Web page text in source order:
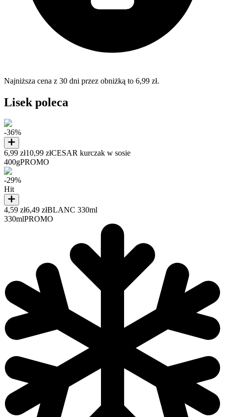
Najniższa cena z 30 dni przez obniżką to 6,99 zł.
Lisek poleca
-36%
6,99 zł10,99 złCESAR kurczak w sosie
400gPROMO
-29%
Hit
4,59 zł6,49 złBLANC 330ml
330mlPROMO